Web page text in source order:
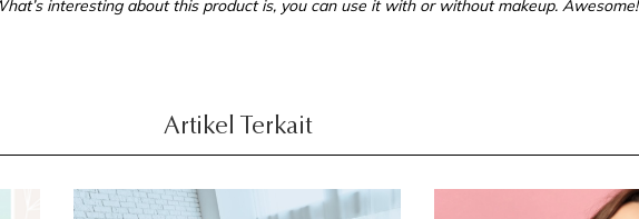
’s interesting about this product is, you can use it with or without makeup. Awesome!
Artikel Terkait